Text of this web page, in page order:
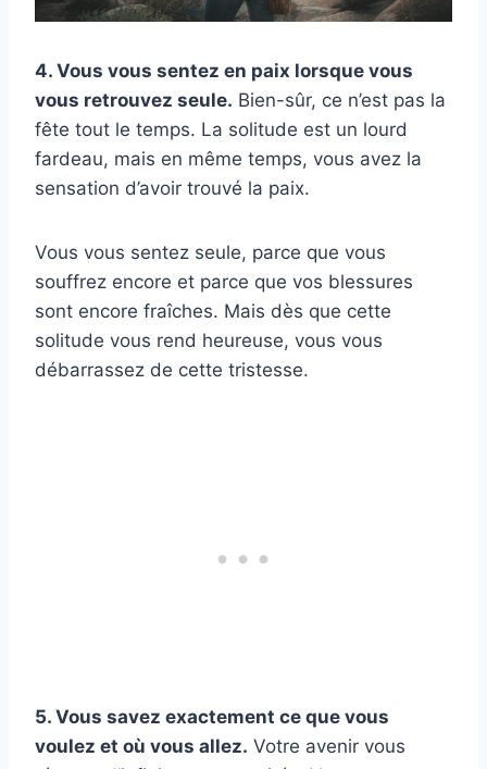
4. Vous vous sentez en paix lorsque vous
vous retrouvez seule. Bien-sûr, ce n’est pas la
fête tout le temps. La solitude est un lourd
fardeau, mais en même temps, vous avez la
sensation d’avoir trouvé la paix.
Vous vous sentez seule, parce que vous
souffrez encore et parce que vos blessures
sont encore fraîches. Mais dès que cette
solitude vous rend heureuse, vous vous
débarrassez de cette tristesse.
5. Vous savez exactement ce que vous
voulez et où vous allez. Votre avenir vous